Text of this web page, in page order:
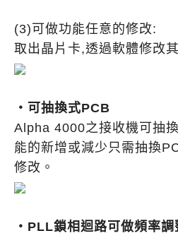
(3)可做功能任意的修改:
取出晶片卡,透過軟體修改
・可抽換式PCB
Alpha 4000之接收機可抽
能的新增或減少只需抽換
修改。
・PLL鎖相迴路可做頻率